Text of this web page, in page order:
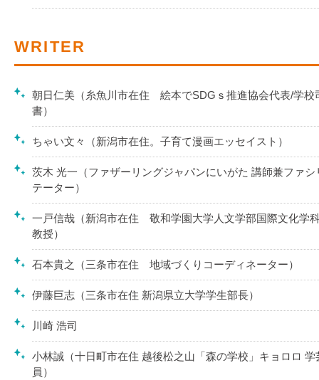
WRITER
朝日仁美（糸魚川市在住 絵本でSDGｓ推進協会代表/学校
書）
ちゃい文々（新潟市在住。子育て漫画エッセイスト）
茨木 光一（ファザーリングジャパンにいがた 講師兼ファシ
テーター）
一戸信哉（新潟市在住 敬和学園大学人文学部国際文化学
教授）
石本貴之（三条市在住 地域づくりコーディネーター）
伊藤巨志（三条市在住 新潟県立大学学生部長）
川崎 浩司
小林誠（十日町市在住 越後松之山「森の学校」キョロロ 学
員）